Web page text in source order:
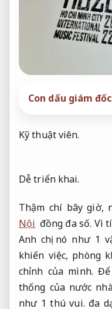
Con dấu giám
Kỹ thuật viên.
Dễ triển khai.
Thậm chí bây giờ,
Nội đồng đa số. Vì
Anh chị nó như 1
khiến việc, phòng
chỉnh của mình.
thống của nước
như 1 thú vui. đa